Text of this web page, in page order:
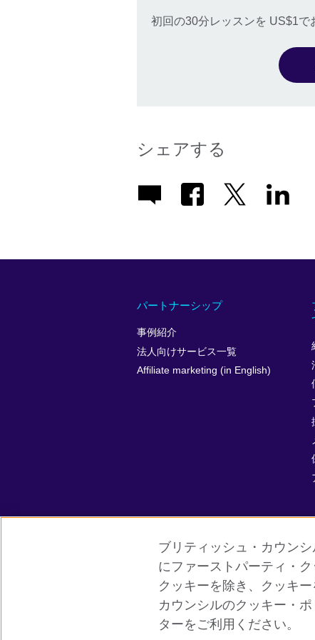
初回の30分レッスンを US$1で
シェアする
パートナーシップ
事例紹介
法人向けサービス一覧
Affiliate marketing (in English)
グローバルサイト ご利用に際して
© 2026 British Council
ブリティッシュ・カウン
にファーストパーティ・
クッキーを除き、クッキ
カウンシルのクッキー・
ターをご利用ください。